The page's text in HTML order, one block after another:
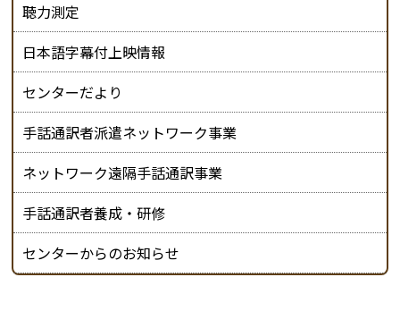
聴力測定
日本語字幕付上映情報
センターだより
手話通訳者派遣ネットワーク事業
ネットワーク遠隔手話通訳事業
手話通訳者養成・研修
センターからのお知らせ